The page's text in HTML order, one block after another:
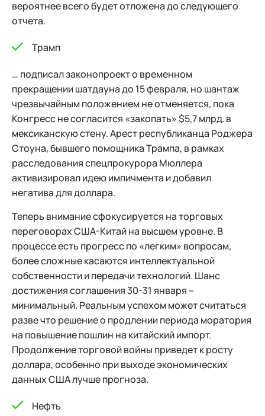
вероятнее всего будет отложена до следующего
отчета.
Трамп
… подписал законопроект о временном
прекращении шатдауна до 15 февраля, но шантаж
чрезвычайным положением не отменяется, пока
Конгресс не согласится «закопать» $5,7 млрд. в
мексиканскую стену. Арест республиканца Роджера
Стоуна, бывшего помощника Трампа, в рамках
расследования спецпрокурора Мюллера
активизировал идею импичмента и добавил
негатива для доллара.
Теперь внимание сфокусируется на торговых
переговорах США-Китай на высшем уровне. В
процессе есть прогресс по «легким» вопросам,
более сложные касаются интеллектуальной
собственности и передачи технологий. Шанс
достижения соглашения 30-31 января –
минимальный. Реальным успехом может считаться
разве что решение о продлении периода моратория
на повышение пошлин на китайский импорт.
Продолжение торговой войны приведет к росту
доллара, особенно при выходе экономических
данных США лучше прогноза.
Нефть